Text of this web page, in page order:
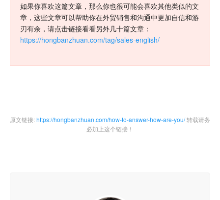
如果你喜欢这篇文章，那么你也很可能会喜欢其他类似的文
章，这些文章可以帮助你在外贸销售和沟通中更加自信和游
刃有余，请点击链接看看另外几十篇文章：
https://hongbanzhuan.com/tag/sales-english/
原文链接:https://hongbanzhuan.com/how-to-answer-how-are-you/转载请务
必加上这个链接！